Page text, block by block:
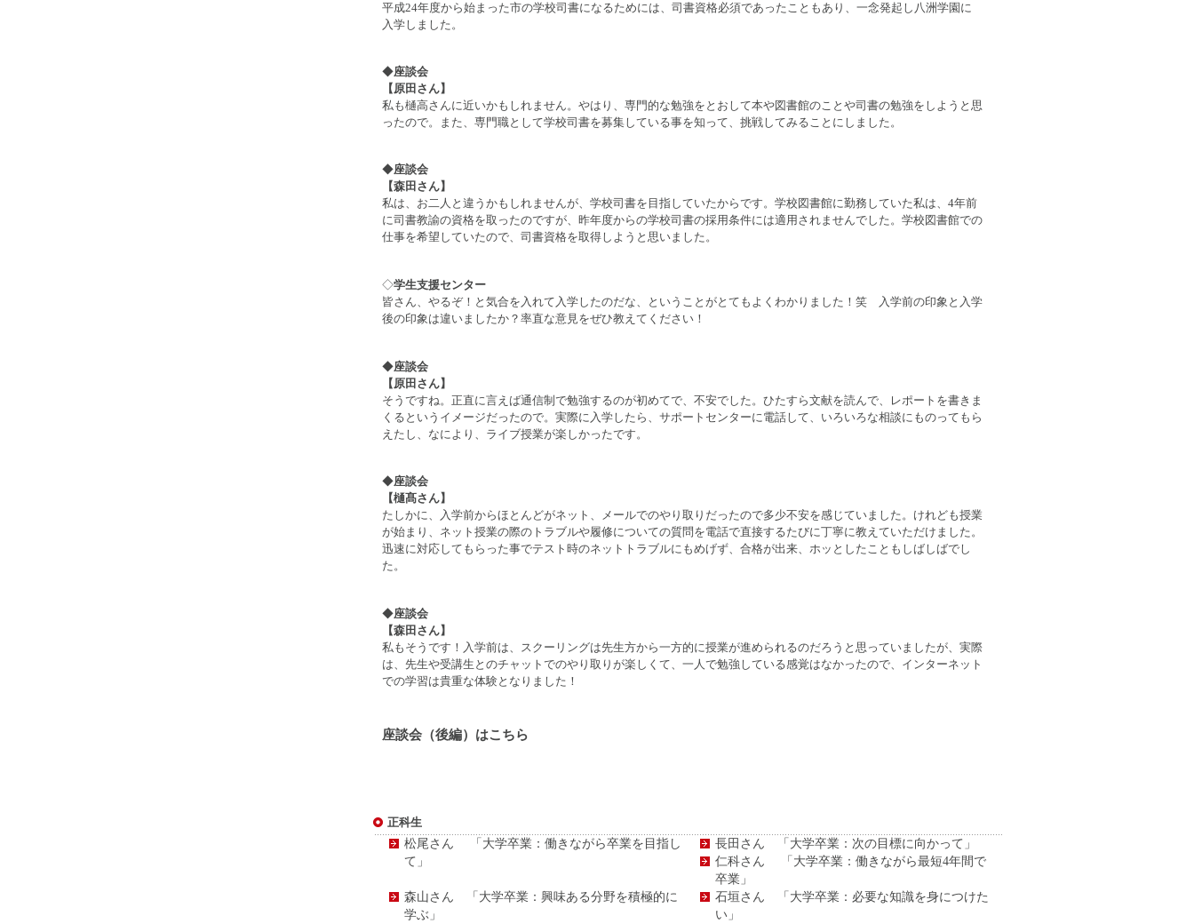
平成24年度から始まった市の学校司書になるためには、司書資格必須であったこともあり、一念発起し八洲学園に
入学しました。
◆座談会
【原田さん】
私も樋高さんに近いかもしれません。やはり、専門的な勉強をとおして本や図書館のことや司書の勉強をしようと思
ったので。また、専門職として学校司書を募集している事を知って、挑戦してみることにしました。
◆座談会
【森田さん】
私は、お二人と違うかもしれませんが、学校司書を目指していたからです。学校図書館に勤務していた私は、4年前
に司書教諭の資格を取ったのですが、昨年度からの学校司書の採用条件には適用されませんでした。学校図書館での
仕事を希望していたので、司書資格を取得しようと思いました。
◇学生支援センター
皆さん、やるぞ！と気合を入れて入学したのだな、ということがとてもよくわかりました！笑 入学前の印象と入学
後の印象は違いましたか？率直な意見をぜひ教えてください！
◆座談会
【原田さん】
そうですね。正直に言えば通信制で勉強するのが初めてで、不安でした。ひたすら文献を読んで、レポートを書きま
くるというイメージだったので。実際に入学したら、サポートセンターに電話して、いろいろな相談にものってもら
えたし、なにより、ライブ授業が楽しかったです。
◆座談会
【樋髙さん】
たしかに、入学前からほとんどがネット、メールでのやり取りだったので多少不安を感じていました。けれども授業
が始まり、ネット授業の際のトラブルや履修についての質問を電話で直接するたびに丁寧に教えていただけました。
迅速に対応してもらった事でテスト時のネットトラブルにもめげず、合格が出来、ホッとしたこともしばしばでし
た。
◆座談会
【森田さん】
私もそうです！入学前は、スクーリングは先生方から一方的に授業が進められるのだろうと思っていましたが、実際
は、先生や受講生とのチャットでのやり取りが楽しくて、一人で勉強している感覚はなかったので、インターネット
での学習は貴重な体験となりました！
座談会（後編）はこちら
正科生
松尾さん 「大学卒業：働きながら卒業を目指し
て」
長田さん 「大学卒業：次の目標に向かって」
仁科さん 「大学卒業：働きながら最短4年間で
卒業」
森山さん 「大学卒業：興味ある分野を積極的に
学ぶ」
石垣さん 「大学卒業：必要な知識を身につけた
い」